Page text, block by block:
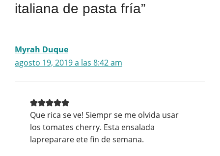
italiana de pasta fría”
Myrah Duque
agosto 19, 2019 a las 8:42 am
Que rica se ve! Siempr se me olvida usar
los tomates cherry. Esta ensalada
lapreparare ete fin de semana.